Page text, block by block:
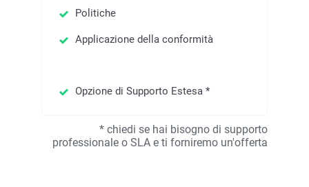
Politiche
Applicazione della conformità
Opzione di Supporto Estesa *
* chiedi se hai bisogno di supporto
professionale o SLA e ti forniremo un'offerta